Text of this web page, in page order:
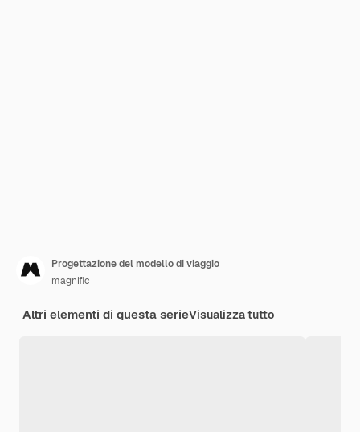
Progettazione del modello di viaggio
magnific
Altri elementi di questa serieVisualizza tutto